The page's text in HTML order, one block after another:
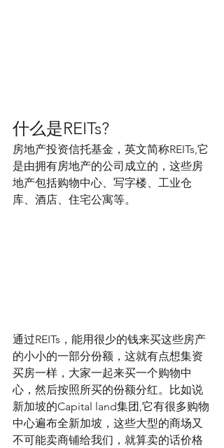
什么是REITs?
房地产投资信托基金，英文简称REITs,它
是由拥有房地产的公司成立的，这些房
地产包括购物中心、写字楼、工业仓
库、酒店、住宅公寓等。
通过REITs，能用很少的钱来买这些房产
的小小的一部分份额，这就有点想集资
买房一样，大家一起来买一个购物中
心，然后按照所买的份额分红。比如说
新加坡的Capital land集团,它有很多购物
中心遍布全新加坡，这些大型的商场又
不可能卖商铺给我们，就算卖的话价格